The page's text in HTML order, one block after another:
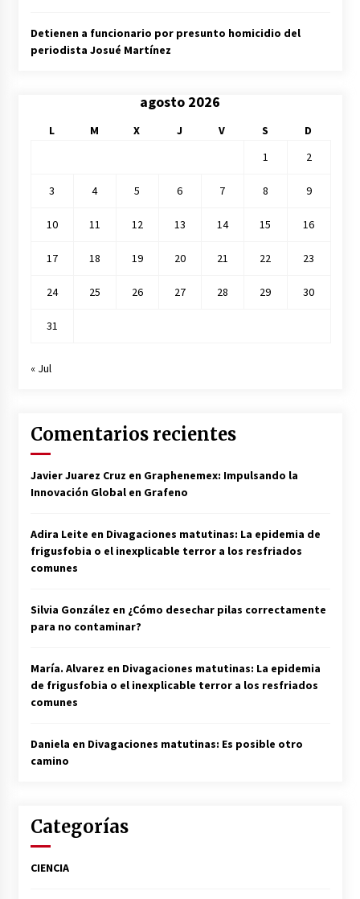
Detienen a funcionario por presunto homicidio del
periodista Josué Martínez
agosto 2026
L M X J V S
D
1
2
3 4 5 6 7 8 9
10 11 12 13 14 15 16
17 18 19 20 21 22 23
24 25 26 27 28 29 30
31
« Jul
Comentarios recientes
Javier Juarez Cruz en Graphenemex: Impulsando la
Innovación Global en Grafeno
Adira Leite en Divagaciones matutinas: La epidemia de
frigusfobia o el inexplicable terror a los resfriados
comunes
Silvia González en ¿Cómo desechar pilas correctamente
para no contaminar?
María. Alvarez en Divagaciones matutinas: La epidemia
de frigusfobia o el inexplicable terror a los resfriados
comunes
Daniela en Divagaciones matutinas: Es posible otro
camino
Categorías
CIENCIA